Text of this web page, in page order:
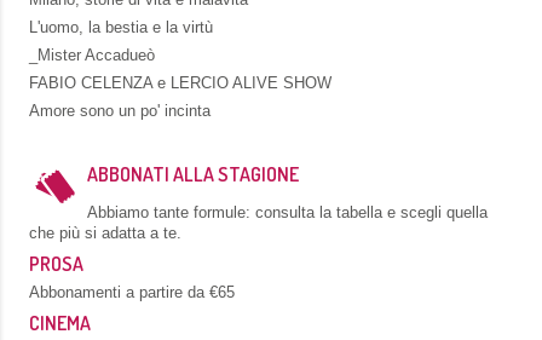
L'uomo, la bestia e la virtù
_Mister Accadueò
FABIO CELENZA e LERCIO ALIVE SHOW
Amore sono un po' incinta
ABBONATI ALLA STAGIONE
Abbiamo tante formule: consulta la tabella e scegli quella
che più si adatta a te.
PROSA
Abbonamenti a partire da €65
CINEMA